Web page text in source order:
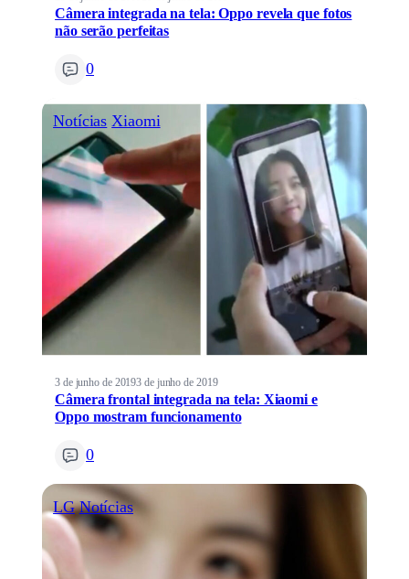
Câmera integrada na tela: Oppo revela que fotos
não serão perfeitas
0
Notícias Xiaomi
3 de junho de 20193 de junho de 2019
Câmera frontal integrada na tela: Xiaomi e
Oppo mostram funcionamento
0
LG Notícias